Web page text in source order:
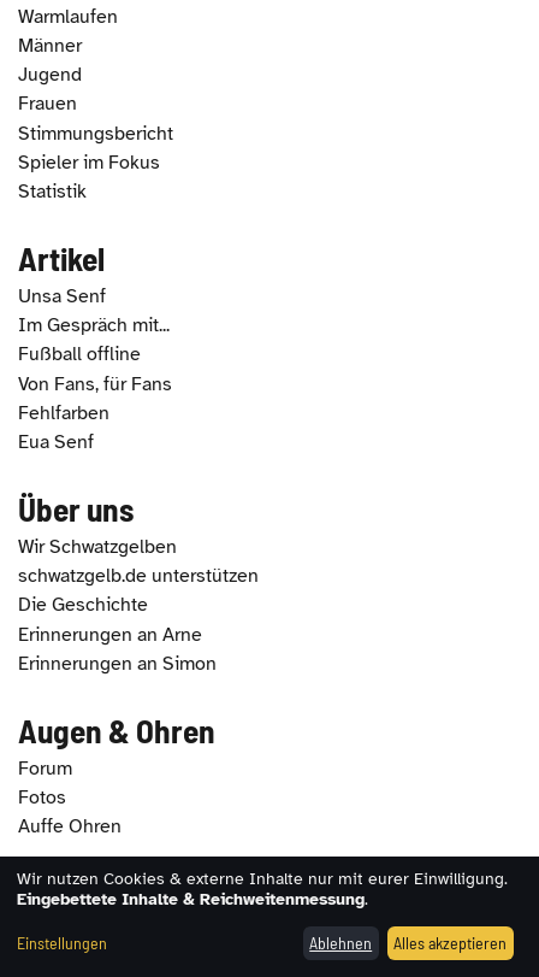
Warmlaufen
Männer
Jugend
Frauen
Stimmungsbericht
Spieler im Fokus
Statistik
Artikel
Unsa Senf
Im Gespräch mit...
Fußball offline
Von Fans, für Fans
Fehlfarben
Eua Senf
Über uns
Wir Schwatzgelben
schwatzgelb.de unterstützen
Die Geschichte
Erinnerungen an Arne
Erinnerungen an Simon
Augen & Ohren
Forum
Fotos
Auffe Ohren
2026 - schwatzgelb.de |Impressum|Datenschutz
Cookie-Einstellungen
Wir nutzen Cookies & externe Inhalte nur mit eurer Einwilligung.
Eingebettete Inhalte & Reichweitenmessung.
Einstellungen Ablehnen Alles akzeptieren